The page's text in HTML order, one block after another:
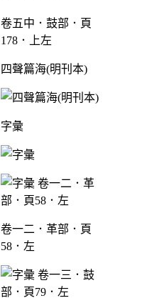
卷五中．鼓部．頁
178．上左
四聲篇海(明刊本)
字彙
卷一二．革部．頁
58．左